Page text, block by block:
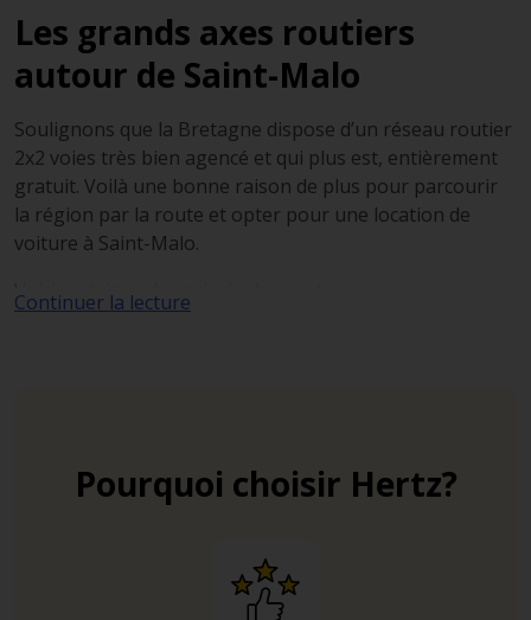
Les grands axes routiers
autour de Saint-Malo
Soulignons que la Bretagne dispose d’un réseau routier
2x2 voies très bien agencé et qui plus est, entièrement
gratuit. Voilà une bonne raison de plus pour parcourir
la région par la route et opter pour une location de
voiture à Saint-Malo.
Voici certaines des principales routes que vous pourrez
emprunter :
A13/A84: relient Paris à Saint-Malo (via Caen).
pour traverser de l’Ouest à l’Est dans
Continuer la lecture
Pourquoi choisir Hertz?